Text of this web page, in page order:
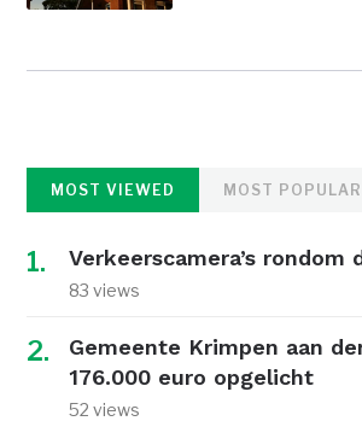
MOST VIEWED MOST POPULAR
Verkeerscamera’s rondom
83 views
Gemeente Krimpen aan
176.000 euro opgelicht
52 views